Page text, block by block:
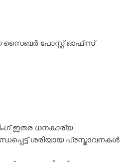
സൈബർ പോസ്റ്റ്‌ ഓഫീസ്‌
ഇതര ധനകാര്യ
ശരിയായ പ്രസ്താവനകൾ